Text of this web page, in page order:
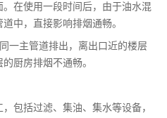
在使用一段时间后，由于油水混
中，直接影响排烟通畅。
一主管道排出，离出口近的楼层
厨房排烟不通畅。
包括过滤、集油、集水等设备，